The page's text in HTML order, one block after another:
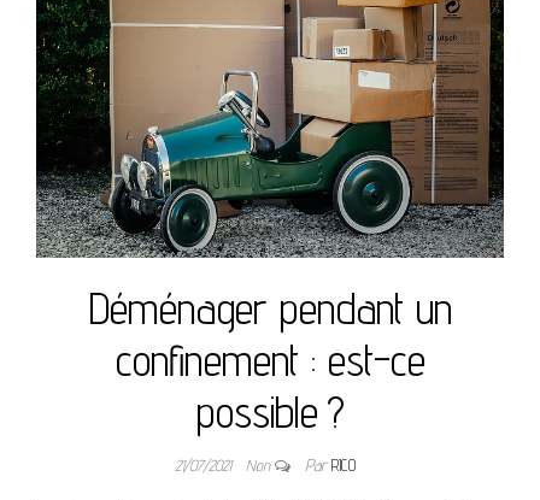
Déménager pendant un
confinement : est-ce
possible ?
21/07/2021 Non ParRICO